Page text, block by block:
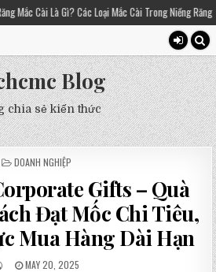
Loại Mắc Cài Trong Niềng Răng – Platinum Dental
Blog
chia sẻ kiến thức
POSTED
DOANH NGHIỆP
Gifts – Quà
Đạt Mốc Chi Tiêu,
Mua Hàng Dài Hạn
MAY 20, 2025